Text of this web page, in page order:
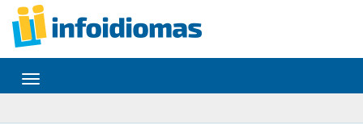
Desplegar
navegación